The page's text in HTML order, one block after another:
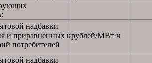
надбавки
и приравненных к
потребителей
рублей/МВт·ч
надбавки